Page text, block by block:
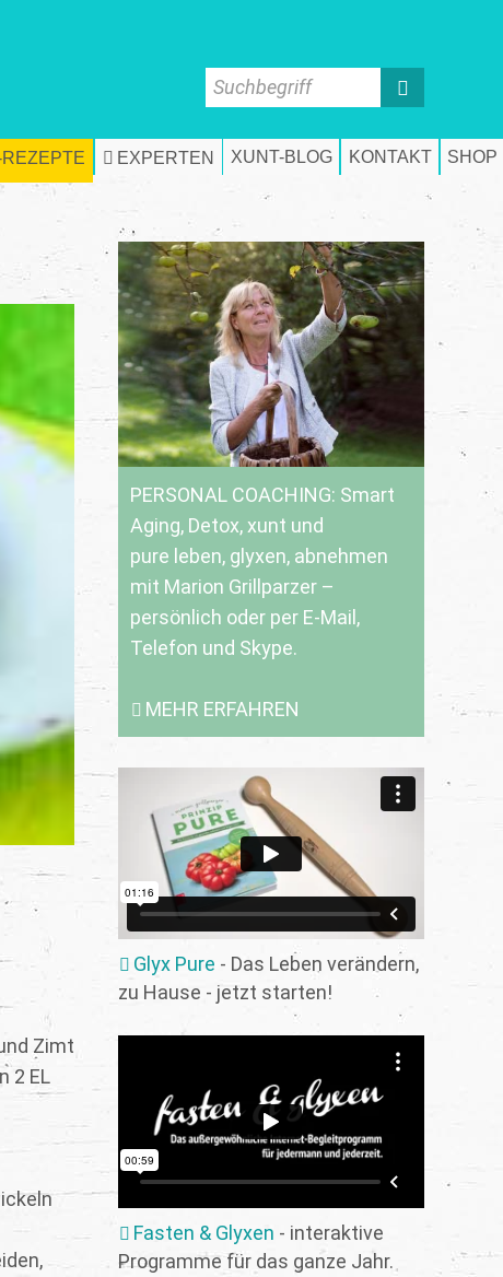
EXPERTEN XUNT-BLOG KONTAKT SHOP
Suchbegriff
PERSONAL COACHING: Smart
Aging, Detox, xunt und
pure leben, glyxen, abnehmen
mit Marion Grillparzer –
persönlich oder per E-Mail,
Telefon und Skype.
MEHR ERFAHREN
Glyx Pure - Das Leben verändern,
zu Hause - jetzt starten!
Fasten & Glyxen - interaktive
Programme für das ganze Jahr.
Zimt
2 EL